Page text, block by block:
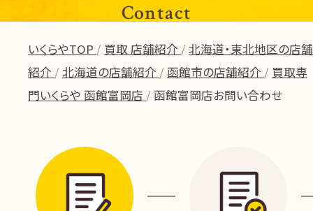
Contact
いくらやTOP 買取 店舗紹介
北海道・東北地区の店舗
紹介
北海道の店舗紹介 函館市の店舗紹介
買取専
門いくらや 函館富岡店
函館富岡店お問い合わせ